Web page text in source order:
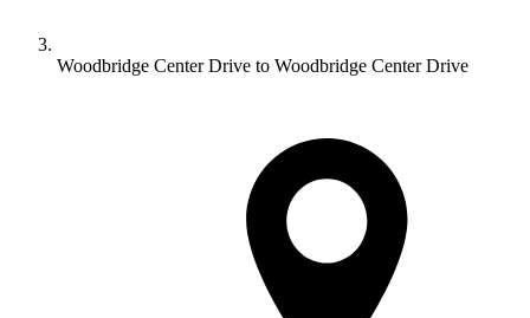
Woodbridge Center Drive to Woodbridge Center Drive